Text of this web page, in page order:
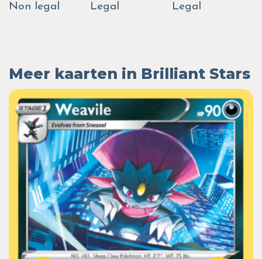
Non legal
Legal
Legal
Meer kaarten in Brilliant Stars